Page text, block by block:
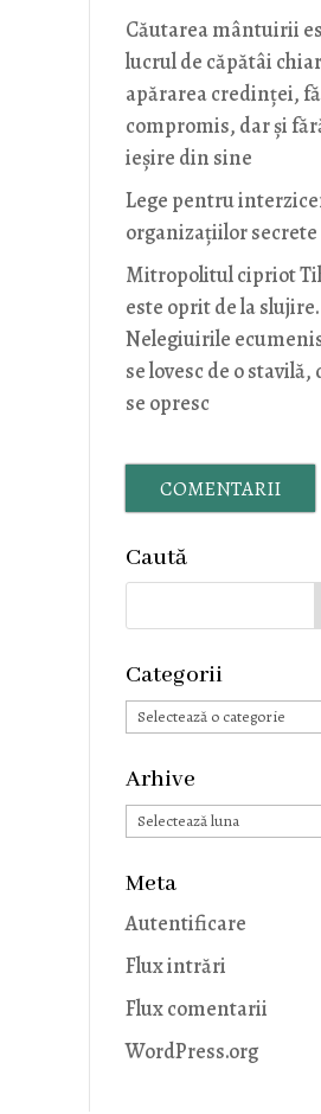
Căutarea mântuirii
lucrul de căpătâi
apărarea credinței,
compromis, dar și
ieșire din sine
Lege pentru
organizaţiilor secrete
Mitropolitul cipriot
este oprit de la slujire.
Nelegiuirile
se lovesc de o stavilă,
se opresc
COMENTARII
Caută
Categorii
Categorii
Arhive
Arhive
Meta
Autentificare
Flux intrări
Flux comentarii
WordPress.org